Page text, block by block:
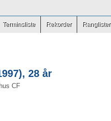
Terminsliste Rekorder Ranglister
28 år
CF